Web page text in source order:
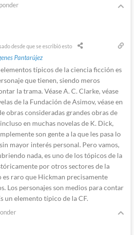
desde que se escribió esto
Pantarújez
típicos de la ciencia ficción es
que tienen, siendo meros
la trama. Véase A. C. Clarke, véase
de la Fundación de Asimov, véase en
obras consideradas grandes obras de
en muchas novelas de K. Dick,
son gente a la que les pasa lo
mayor interés personal. Pero vamos,
nada, es uno de los tópicos de la
por otros sectores de la
raro que Hickman precisamente
Los personajes son medios para contar
un elemento típico de la CF.